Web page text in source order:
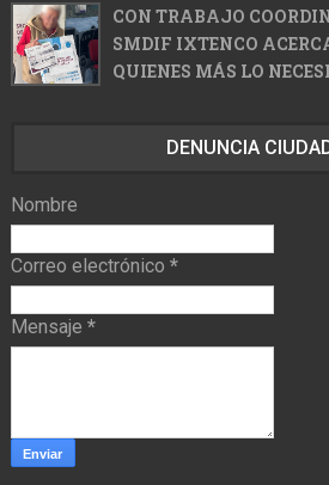
CON TRABAJO
SMDIF IXTENCO
QUIENES MÁS LO
DENUNCIA
Nombre
Correo electrónico *
Mensaje *